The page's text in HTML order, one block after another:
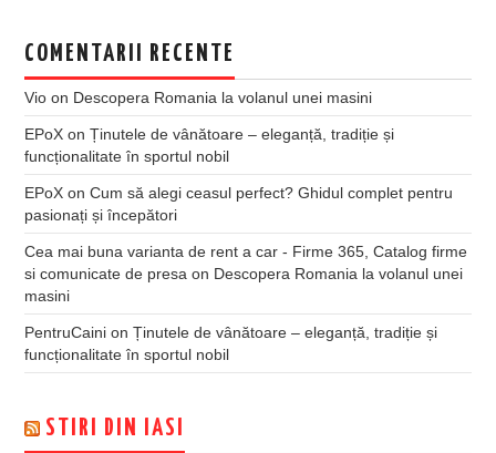
COMENTARII RECENTE
Vio on Descopera Romania la volanul unei masini
EPoX onȚinutele de vânătoare – eleganță, tradiție și
funcționalitate în sportul nobil
EPoX onCum să alegi ceasul perfect? Ghidul complet pentru
pasionați și începători
Cea mai buna varianta de rent a car - Firme 365, Catalog firme
si comunicate de presa on Descopera Romania la volanul unei
masini
PentruCaini onȚinutele de vânătoare – eleganță, tradiție și
funcționalitate în sportul nobil
STIRI DIN IASI